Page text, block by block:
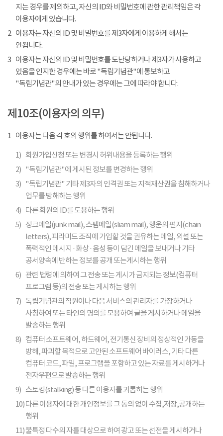
지는 경우를 제외하고, 자신의 ID와 비밀번호에 관한 관리책임은 각
이용자에게 있습니다.
2 이용자는 자신의 ID 및 비밀번호를 제3자에게 이용하게 해서는
안됩니다.
3 이용자는 자신의 ID 및 비밀번호를 도난당하거나 제3자가 사용하고
있음을 인지한 경우에는 바로 "독립기념관"에 통보하고
"독립기념관"의 안내가 있는 경우에는 그에 따라야 합니다.
제10조(이용자의 의무)
1 이용자는 다음 각 호의 행위를 하여서는 안됩니다.
1) 회원가입신청 또는 변경시 허위내용을 등록하는 행위
2) "독립기념관"에 게시된 정보를 변경하는 행위
3) "독립기념관" 기타 제3자의 인격권 또는 지적재산권을 침해하거나
업무를 방해하는 행위
4) 다른 회원의 ID를 도용하는 행위
5) 정크메일(junk mail), 스팸메일(sliam mail), 행운의 편지(chain
letters), 피라미드 조직에 가입할 것을 권유하는 메일, 외설 또는
폭력적인 메시지 · 화상 · 음성 등이 담긴 메일을 보내거나 기타
공서양속에 반하는 정보를 공개 또는게시하는 행위
6) 관련 법령에 의하여 그 전송 또는 게시가 금지되는 정보(컴퓨터
프로그램 등)의 전송 또는 게시하는 행위
7) 독립기념관의 직원이나 다음 서비스의 관리자를 가장하거나
사칭하여 또는 타인의 명의를 모용하여 글을 게시하거나 메일을
발송하는 행위
8) 컴퓨터 소프트웨어, 하드웨어, 전기통신 장비의 정상적인 가동을
방해, 파괴할 목적으로 고안된 소프트웨어 바이러스, 기타 다른
컴퓨터 코드, 파일, 프로그램을 포함하고 있는 자료를 게시하거나
전자우편으로 발송하는 행위
9) 스토킹(stalking) 등 다른 이용자를 괴롭히는 행위
10)다른 이용자에 대한 개인정보를 그 동의 없이 수집,저장,공개하는
행위
11)불특정 다수의 자를 대상으로 하여 광고 또는 선전을 게시하거나